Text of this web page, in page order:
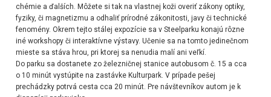
chémie a ďalších. Môžete si tak na vlastnej koži overiť zákony optiky,
fyziky, či magnetizmu a odhaliť prírodné zákonitosti, javy či technické
fenomény. Okrem tejto stálej expozície sa v Steelparku konajú rôzne
iné workshopy či interaktívne výstavy. Učenie sa na tomto jedinečnom
mieste sa stáva hrou, pri ktorej sa nenudia malí ani veľkí.
Do parku sa dostanete zo železničnej stanice autobusom č. 15 a cca
o 10 minút vystúpite na zastávke Kulturpark. V prípade pešej
prechádzky potrvá cesta cca 20 minút. Pre návštevníkov autom je k